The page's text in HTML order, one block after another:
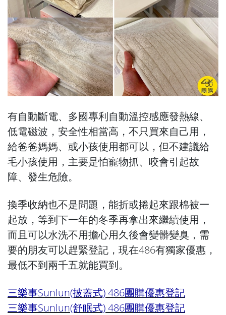
有自動斷電、多國專利自動溫控感應發熱線、
低電磁波，安全性相當高，不只買來自己用，
給爸爸媽媽、或小孩使用都可以，但不建議給
毛小孩使用，主要是怕寵物抓、咬會引起故
障、發生危險。
換季收納也不是問題，能折或捲起來跟棉被一
起放，等到下一年的冬季再拿出來繼續使用，
而且可以水洗不用擔心用久後會變髒變臭，需
要的朋友可以趕緊登記，現在486有獨家優惠，
最低不到兩千五就能買到。
三樂事Sunlun(披蓋式) 486團購優惠登記
三樂事Sunlun(舒眠式) 486團購優惠登記